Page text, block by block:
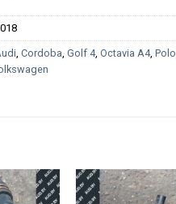
,Cordoba ,Golf 4,Octavia A4,Polo